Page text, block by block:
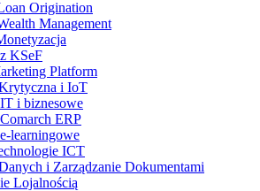
Origination
Management
KSeF
Platform
i IoT
i biznesowe
ERP
learningowe
ICT
i Zarządzanie Dokumentami
Lojalnością